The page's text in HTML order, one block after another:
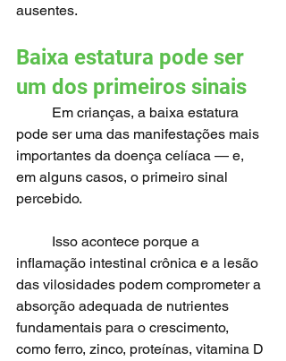
ausentes.
Baixa estatura pode ser
um dos primeiros sinais
pode ser uma das manifestações mais
importantes da doença celíaca — e,
em alguns casos, o primeiro sinal
percebido.
inflamação intestinal crônica e a lesão
das vilosidades podem comprometer a
absorção adequada de nutrientes
fundamentais para o crescimento,
como ferro, zinco, proteínas, vitamina D